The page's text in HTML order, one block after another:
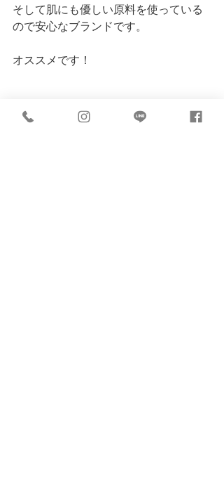
そして肌にも優しい原料を使っている
ので安心なブランドです。
オススメです！
cosme